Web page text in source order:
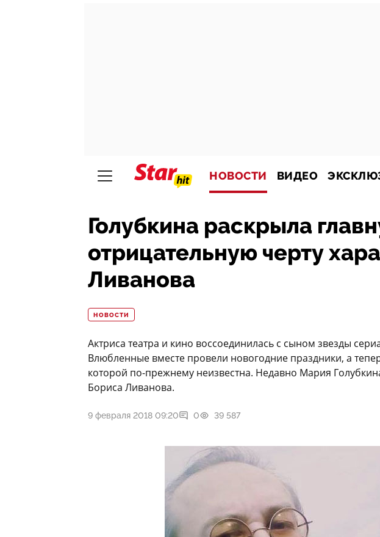
НОВОСТИ ВИДЕО
Голубкина раскрыла
отрицательную черту
Ливанова
НОВОСТИ
Актриса театра и кино воссоединилась с сыном звезды
Влюбленные вместе провели новогодние праздники, а
которой по-прежнему неизвестна. Недавно Мария
Бориса Ливанова.
9 февраля 2018 09:20 0 39 587